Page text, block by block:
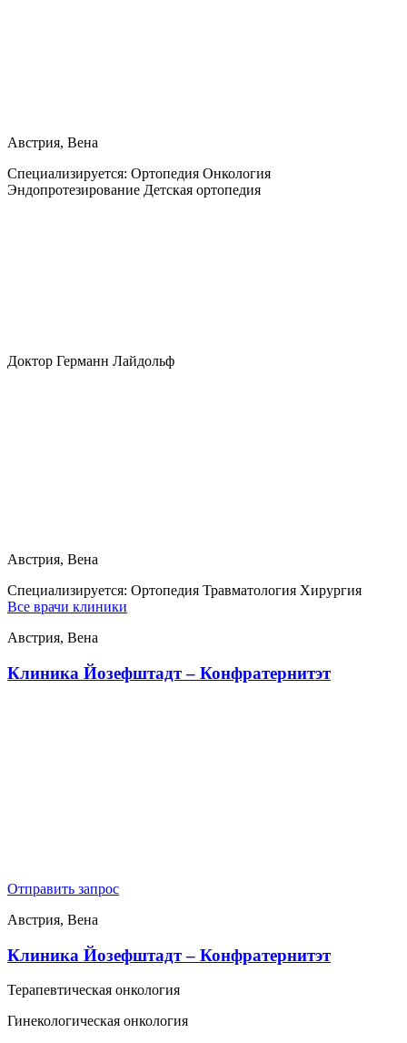
Австрия, Вена
Специализируется: Ортопедия Онкология
Эндопротезирование Детская ортопедия
Доктор Германн Лайдольф
Австрия, Вена
Специализируется: Ортопедия Травматология Хирургия
Все врачи клиники
Австрия, Вена
Клиника Йозефштадт – Конфратернитэт
Отправить запрос
Австрия, Вена
Клиника Йозефштадт – Конфратернитэт
Терапевтическая онкология
Гинекологическая онкология